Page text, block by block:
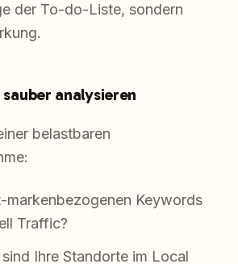
der To-do-Liste, sondern
sauber analysieren
belastbaren
markenbezogenen Keywords
Traffic?
Ihre Standorte im Local